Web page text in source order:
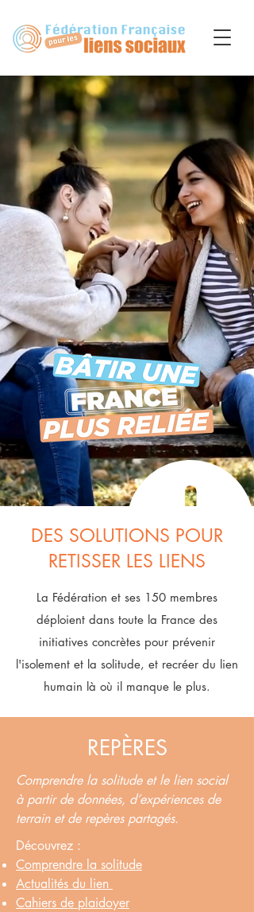
DES SOLUTIONS POUR
RETISSER LES LIENS
La Fédération et ses 150 membres
déploient dans toute la France des
initiatives concrètes pour prévenir
l'isolement et la solitude, et recréer du lien
humain là où il manque le plus.
REPÈRES
Comprendre la solitude et le lien social
à partir de données, d’expériences de
terrain et de repères partagés.
Découvrez :
Comprendre la solitude
Actualités du lien
Cahiers de plaidoyer